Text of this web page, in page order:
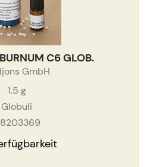
C6 GLOB.
GmbH
1.5 g
Globuli